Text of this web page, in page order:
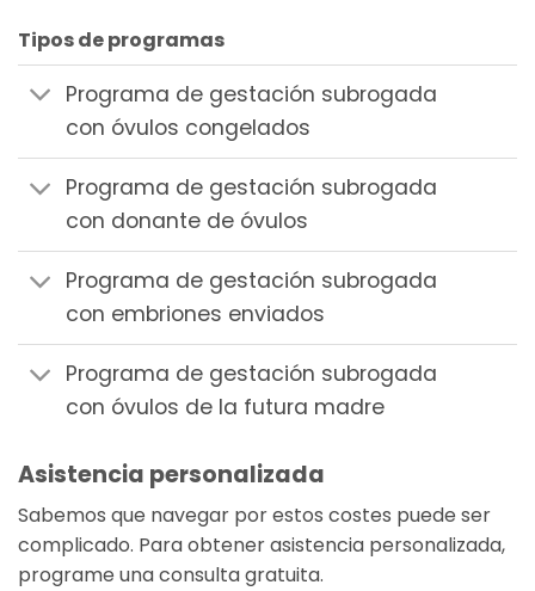
Tipos de programas
Programa de gestación subrogada
con óvulos congelados
Programa de gestación subrogada
con donante de óvulos
Programa de gestación subrogada
con embriones enviados
Programa de gestación subrogada
con óvulos de la futura madre
Asistencia personalizada
Sabemos que navegar por estos costes puede ser
complicado. Para obtener asistencia personalizada,
programe una consulta gratuita.